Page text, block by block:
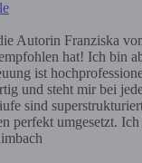
Autorin Franziska
hat! Ich bin
ist
und steht mir bei
sind
perfekt umgesetzt.